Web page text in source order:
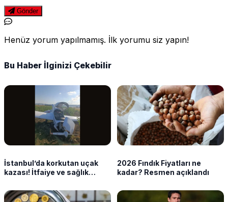
Gönder
Henüz yorum yapılmamış. İlk yorumu siz yapın!
Bu Haber İlginizi Çekebilir
İstanbul’da korkutan uçak
kazası! İtfaiye ve sağlık
2026 Fındık Fiyatları ne
kadar? Resmen açıklandı